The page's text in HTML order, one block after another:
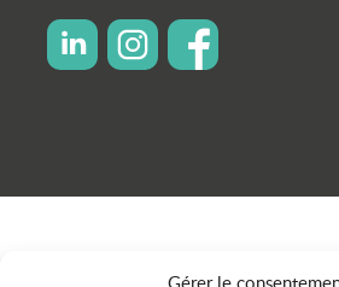
Gérer le
icon linkedinicon instagramicon facebook